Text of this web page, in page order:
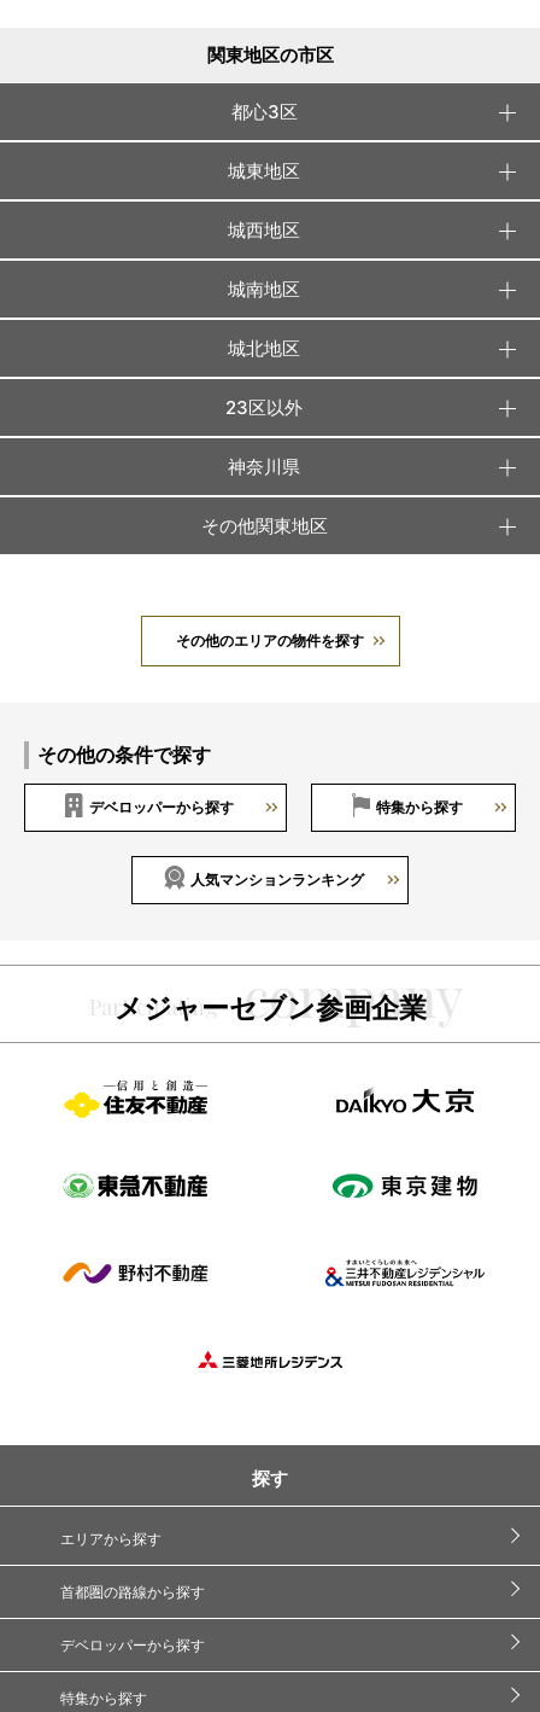
関東地区の市区
都心3区
城東地区
城西地区
城南地区
城北地区
23区以外
神奈川県
その他関東地区
その他のエリアの物件を探す
その他の条件で探す
デベロッパーから探す 特集から探す
人気マンションランキング
メジャーセブン参画企業
探す
エリアから探す
首都圏の路線から探す
デベロッパーから探す
特集から探す